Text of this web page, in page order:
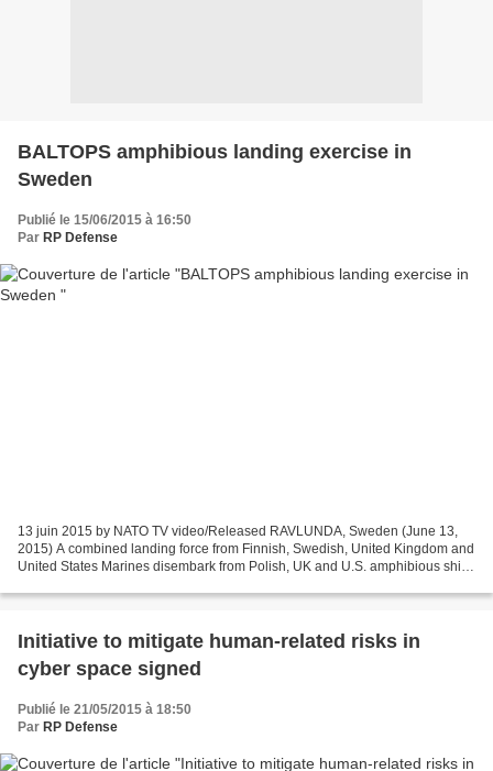
BALTOPS amphibious landing exercise in
Sweden
Publié le 15/06/2015 à 16:50
Par RP Defense
13 juin 2015 by NATO TV video/Released RAVLUNDA, Sweden (June 13,
2015) A combined landing force from Finnish, Swedish, United Kingdom and
United States Marines disembark from Polish, UK and U.S. amphibious ships
Initiative to mitigate human-related risks in
cyber space signed
Publié le 21/05/2015 à 18:50
Par RP Defense